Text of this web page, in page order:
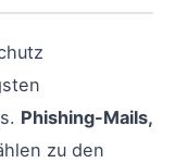
Phishing-Mails,
zu den